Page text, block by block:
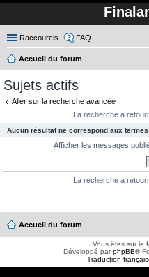
Raccourcis FAQ
Accueil du forum
Sujets actifs
Aller sur la recherche avancée
La recherche a
Aucun résultat ne correspond aux
Afficher les messages
La recherche a
Accueil du forum
Vous êtes sur le
Développé parphpBB®
Traduction